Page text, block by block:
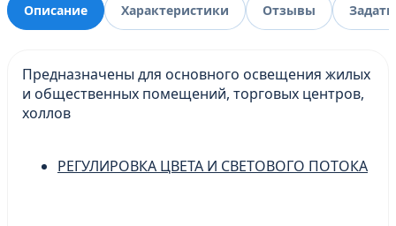
Описание Характеристики Отзывы
Предназначены для основного освещения жилых
и общественных помещений, торговых центров,
холлов
РЕГУЛИРОВКА ЦВЕТА И СВЕТОВОГО ПОТОКА